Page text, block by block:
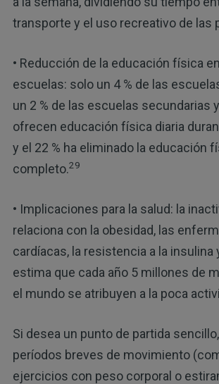
transporte y el uso recreativo de las
• Reducción de la educación física
escuelas: solo un 4 % de las
un 2 % de las escuelas secundarias
ofrecen educación física diaria
y el 22 % ha eliminado la educación
completo.29
• Implicaciones para la salud: la
relaciona con la obesidad, las
cardíacas, la resistencia a la insulina
estima que cada año 5 millones de
el mundo se atribuyen a la poca
Si desea un punto de partida
períodos breves de movimiento
ejercicios con peso corporal o